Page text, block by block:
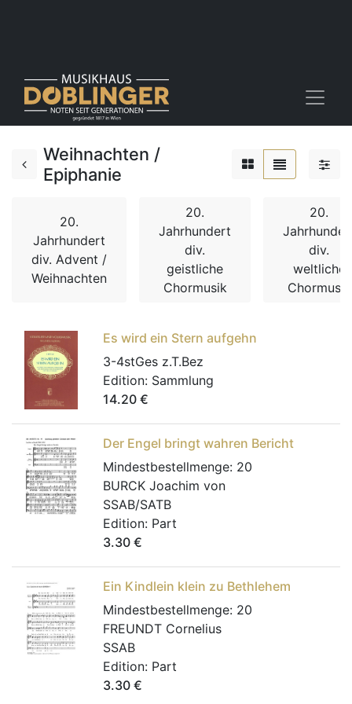
Weihnachten /
Epiphanie
20.
Jahrhundert
div. Advent /
Weihnachten
20.
Jahrhundert
div.
geistliche
Chormusik
20.
div.
weltliche
Chormusik
Es wird ein Stern aufgehn
3-4stGes z.T.Bez
Edition: Sammlung
14.20 €
Der Engel bringt wahren Bericht
Mindestbestellmenge: 20
BURCK Joachim von
SSAB/SATB
Edition: Part
3.30 €
Ein Kindlein klein zu Bethlehem
Mindestbestellmenge: 20
FREUNDT Cornelius
SSAB
Edition: Part
3.30 €